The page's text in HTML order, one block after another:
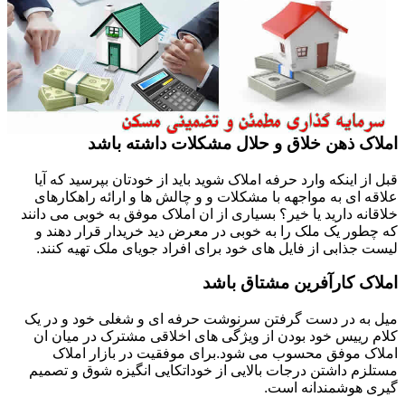
املاک ذهن خلاق و حلال مشکلات داشته باشد
قبل از اینکه وارد حرفه املاک شوید باید از خودتان بپرسید که آیا
علاقه ای به مواجهه با مشکلات و و چالش ها و ارائه راهکارهای
خلاقانه دارید یا خیر؟ بسیاری از ان املاک موفق به خوبی می دانند
که چطور یک ملک را به خوبی در معرض دید خریدار قرار دهند و
لیست جذابی از فایل های خود برای افراد جویای ملک تهیه کنند.
املاک کارآفرین مشتاق باشد
میل به در دست گرفتن سرنوشت حرفه ای و شغلی خود و در یک
کلام رییس خود بودن از ویژگی های اخلاقی مشترک در میان ان
املاک موفق محسوب می شود.برای موفقیت در بازار املاک
مستلزم داشتن درجات بالایی از خوداتکایی انگیزه شوق و تصمیم
گیری هوشمندانه است.